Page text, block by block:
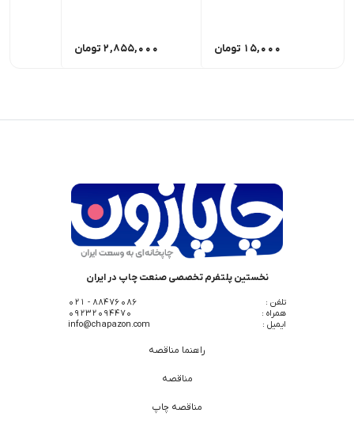
15,000 تومان 2,855,000 تومان
نخستین پلتفرم تخصصی صنعت چاپ در ایران
تلفن :
88476086 - 021
همراه :
09232094470
ایمیل :
info@chapazon.com
راهنما مناقصه
مناقصه
مناقصه چاپ